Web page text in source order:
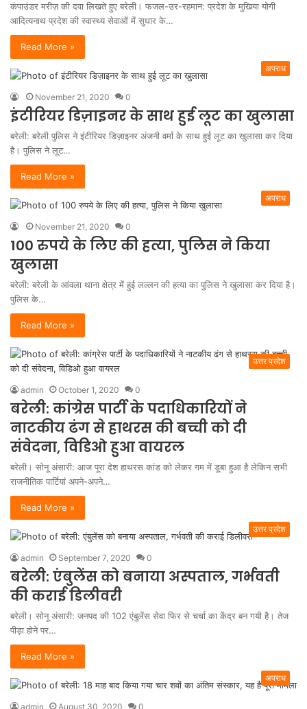
कंपाउंडर मरीज़ की दवा लिखते हुए बरेली। फजल-उर-रहमान: प्रदेश के मुखिया योगी
आदित्यनाथ प्रदेश की स्वास्थ्य सेवाओं में सुधार के…
Read More »
अपराध
November 21, 2020 0
इंटीरियर डिज़ाइनर के साथ हुई लूट का खुलासा
बरेली: बरेली पुलिस ने इंटीरियर डिज़ाइनर अंजनी वर्मा के साथ हुई लूट का खुलासा कर दिया
है। पुलिस ने लूट…
Read More »
अपराध
November 21, 2020 0
100 रुपये के लिए की हत्या, पुलिस ने किया
खुलासा
बरेली: बरेली के आंवला थाना क्षेत्र में हुई लल्लन की हत्या का पुलिस ने खुलासा कर दिया है।
पुलिस के…
Read More »
उत्तर प्रदेश
admin October 1, 2020 0
बरेली: कांग्रेस पार्टी के पदाधिकारियों ने
नाटकीय ढंग से हाथरस की बच्ची को दी
संवेदना, विडिओ हुआ वायरल
बरेली। सोनू अंसारी: आज पूरा देश हाथरस कांड को लेकर गम में डूबा हुआ है लेकिन सभी
राजनीतिक पार्टियां अपने-अपने…
Read More »
उत्तर प्रदेश
admin September 7, 2020 0
बरेली: एंबुलेंस को बनाया अस्पताल, गर्भवती
की कराई डिलीवरी
बरेली। सोनू अंसारी: जनपद की 102 एंबुलेंस सेवा फिर से चर्चा का केंद्र बन गयी है। तेज
पीड़ा होने पर…
Read More »
अपराध
admin August 30, 2020 0